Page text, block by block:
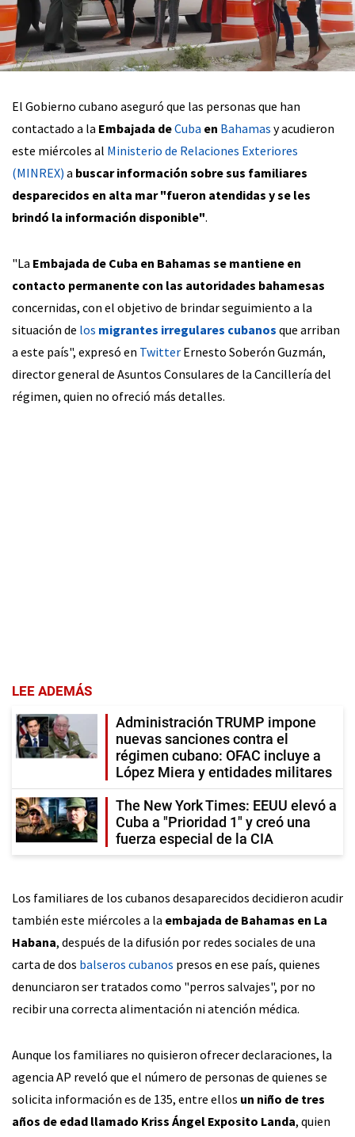
El Gobierno cubano aseguró que las personas que han
contactado a la Embajada deCuba en Bahamas y acudieron
este miércoles al Ministerio de Relaciones Exteriores
(MINREX) a buscar información sobre sus familiares
desparecidos en alta mar "fueron atendidas y se les
brindó la información disponible".
"La Embajada de Cuba en Bahamas se mantiene en
contacto permanente con las autoridades bahamesas
concernidas, con el objetivo de brindar seguimiento a la
situación de los migrantes irregulares cubanos que arriban
a este país", expresó en Twitter Ernesto Soberón Guzmán,
director general de Asuntos Consulares de la Cancillería del
régimen, quien no ofreció más detalles.
LEE ADEMÁS
Administración TRUMP impone
nuevas sanciones contra el
régimen cubano: OFAC incluye a
López Miera y entidades militares
The New York Times: EEUU elevó a
Cuba a "Prioridad 1" y creó una
fuerza especial de la CIA
Los familiares de los cubanos desaparecidos decidieron acudir
también este miércoles a la embajada de Bahamas en La
Habana, después de la difusión por redes sociales de una
carta de dos balseros cubanos presos en ese país, quienes
denunciaron ser tratados como "perros salvajes", por no
recibir una correcta alimentación ni atención médica.
Aunque los familiares no quisieron ofrecer declaraciones, la
agencia AP reveló que el número de personas de quienes se
solicita información es de 135, entre ellos un niño de tres
años de edad llamado Kriss Ángel Exposito Landa, quien